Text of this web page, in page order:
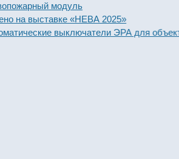
модуль
выставке «НЕВА 2025»
выключатели ЭРА для объекта